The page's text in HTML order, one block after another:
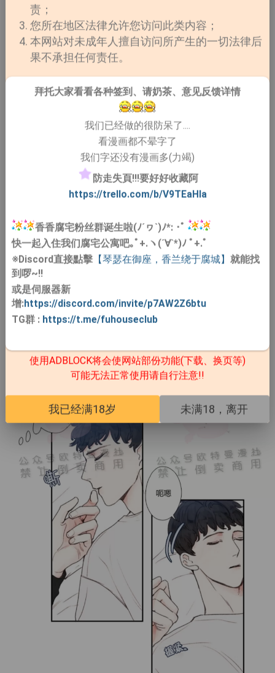
责；
您所在地区法律允许您访问此类内容；
本网站对未成年人擅自访问所产生的一切法律后
果不承担任何责任。
拜托大家看看各种签到、请奶茶、意见反馈详情
我们已经做的很防呆了....
看漫画都不晕字了
我们字还没有漫画多(力竭)
防走失頁!!!要好好收藏阿
https://trello.com/b/V9TEaHIa
香香腐宅粉丝群诞生啦(ﾉ´ヮ`)ﾉ*: ･ﾟ
快一起入住我们腐宅公寓吧｡ﾟ+.ヽ(´∀`*)ﾉ ﾟ+.ﾟ
※Discord直接點擊【琴瑟在御座，香兰绕于腐城】 就能找
到啰~!!
或是伺服器新
增:https://discord.com/invite/p7AW2Z6btu
TG群: https://t.me/fuhouseclub
使用ADBLOCK将会使网站部份功能(下载、换页等)
可能无法正常使用请自行注意!!
我已经满18岁 未满18，离开